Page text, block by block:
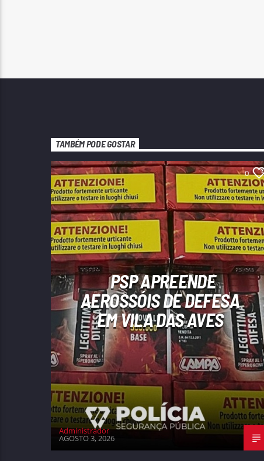
TAMBÉM PODE GOSTAR
0
PSP APREENDE
AEROSSÓIS DE DEFESA
EM VILA DAS AVES
Administrador
AGOSTO 3, 2026